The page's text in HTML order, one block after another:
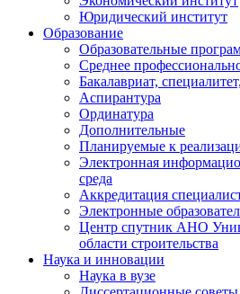
Юридический институт
Образование
Образовательные
Среднее
Бакалавриат,
Аспирантура
Ординатура
Дополнительные
Планируемые к
Электронная
среда
Аккредитация
Электронные
Центр спутник АНО
области строительства
Наука и инновации
Наука в вузе